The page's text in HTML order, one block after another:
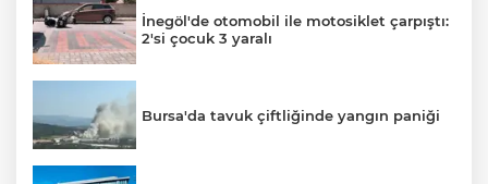
İnegöl'de otomobil ile motosiklet çarpıştı:
2'si çocuk 3 yaralı
Bursa'da tavuk çiftliğinde yangın paniği